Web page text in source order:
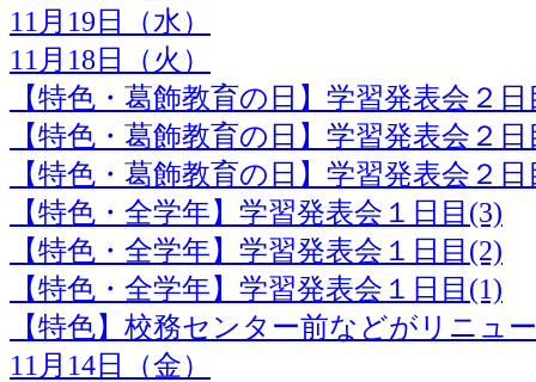
11月19日（水）
11月18日（火）
【特色・葛飾教育の日】学習発表会２日
【特色・葛飾教育の日】学習発表会２日
【特色・葛飾教育の日】学習発表会２日
【特色・全学年】学習発表会１日目(3)
【特色・全学年】学習発表会１日目(2)
【特色・全学年】学習発表会１日目(1)
【特色】校務センター前などがリニュ
11月14日（金）